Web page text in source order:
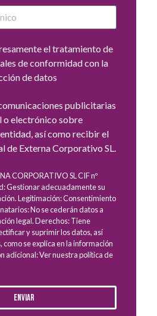
el tratamiento de
de conformidad con la
de datos
publicitarias
o electrónico sobre
así como recibir el
de Externa Corporativo SL.
CORPORATIVO SL CIF nº
Gestionar adecuadamente su
Legitimación: Consentimiento
No se cederán datos a
legal. Derechos: Tiene
y suprimir los datos, así
se explica en la información
adicional: Ver nuestra política de
Enviar